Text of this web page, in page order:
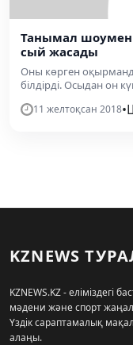
Танымал шоумен
сый жасады
Оны көрген
білдірді. Осыдан он
11 желтоқсан 2018•
KZNEWS
KZNEWS.KZ - еліміздегі
мәдени және спорт
Үздік сараптамалық
алаңы.